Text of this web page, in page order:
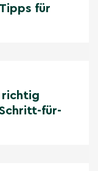
für
richtig
für-